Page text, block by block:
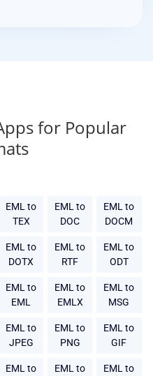
for Popular
EML to
TEX
EML to
DOC
EML to
DOCM
EML to
DOTX
EML to
RTF
EML to
ODT
EML to
EML
EML to
EMLX
EML to
MSG
EML to
JPEG
EML to
PNG
EML to
GIF
EML to
EML to
EML to